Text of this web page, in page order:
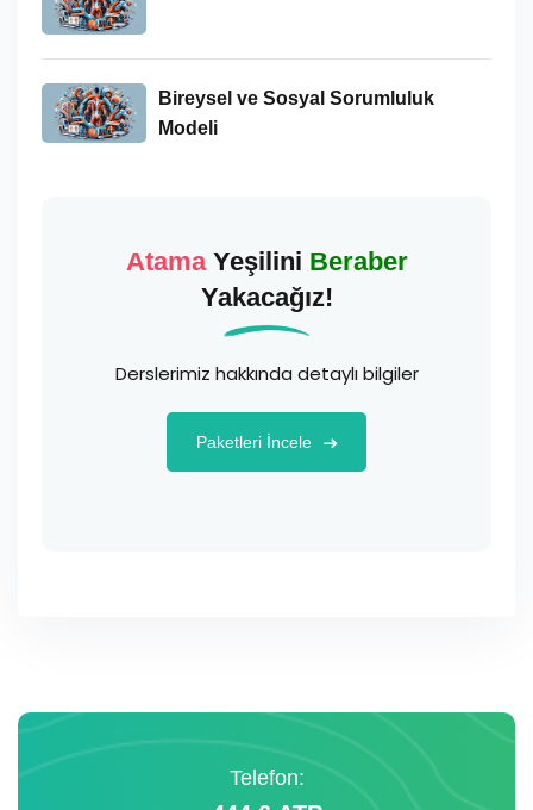
Bireysel ve Sosyal Sorumluluk
Modeli
AtamaYeşilini Beraber
Yakacağız!
Derslerimiz hakkında detaylı bilgiler
Paketleri İncele
Telefon: